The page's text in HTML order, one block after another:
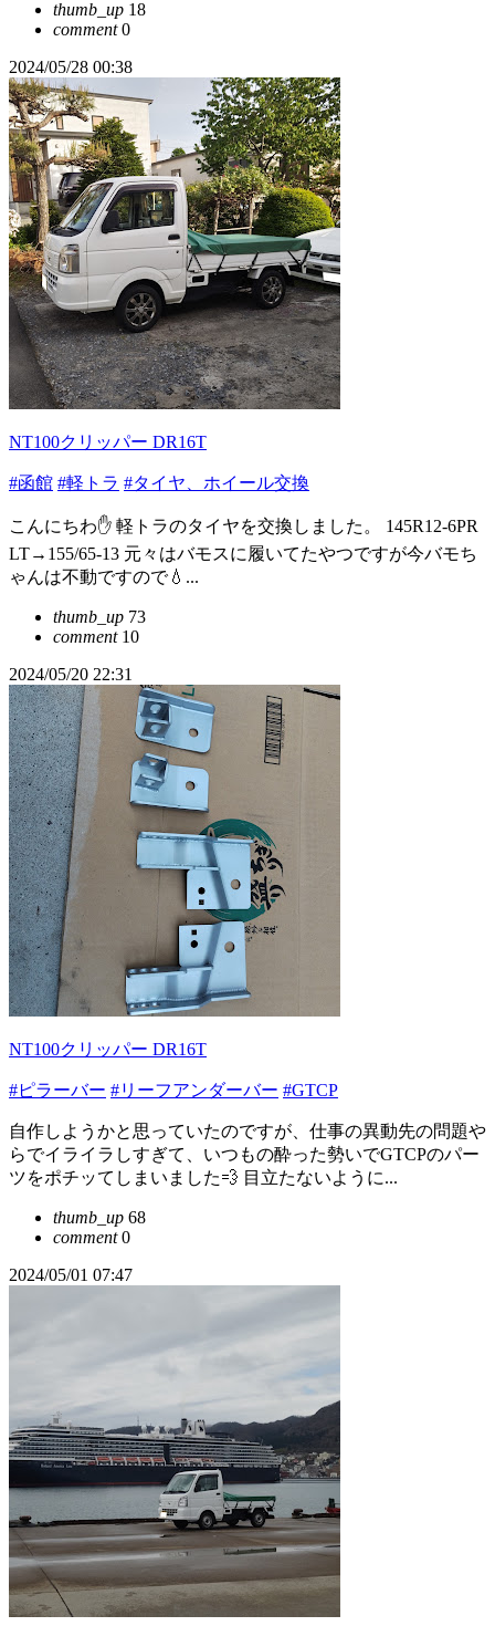
thumb_up 18
comment0
2024/05/28 00:38
NT100クリッパー DR16T
#函館 #軽トラ #タイヤ、ホイール交換
こんにちわ✋ 軽トラのタイヤを交換しました。 145R12-6PR
LT→155/65-13 元々はバモスに履いてたやつですが今バモち
ゃんは不動ですので💧...
thumb_up 73
comment10
2024/05/20 22:31
NT100クリッパー DR16T
#ピラーバー #リーフアンダーバー #GTCP
自作しようかと思っていたのですが、仕事の異動先の問題や
らでイライラしすぎて、いつもの酔った勢いでGTCPのパー
ツをポチッてしまいました💨 目立たないように...
thumb_up 68
comment0
2024/05/01 07:47